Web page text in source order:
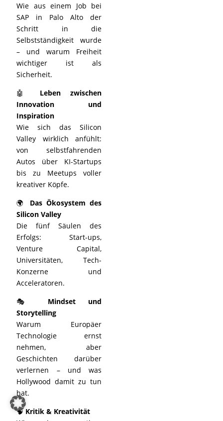
Wie aus einem Job bei
SAP in Palo Alto der
Schritt in die
Selbstständigkeit wurde
– und warum Freiheit
wichtiger ist als
Sicherheit.
🤖 Leben zwischen
Innovation und
Inspiration
Wie sich das Silicon
Valley wirklich anfühlt:
von selbstfahrenden
Autos über KI-Startups
bis zu Meetups voller
kreativer Köpfe.
🌍 Das Ökosystem des
Silicon Valley
Die fünf Säulen des
Erfolgs: Start-ups,
Venture Capital,
Universitäten, Tech-
Konzerne und
Acceleratoren.
🎭 Mindset und
Storytelling
Warum Europäer
Technologie ernst
nehmen, aber
Geschichten darüber
verlernen – und was
Hollywood damit zu tun
hat.
🧠Kritik & Kreativität